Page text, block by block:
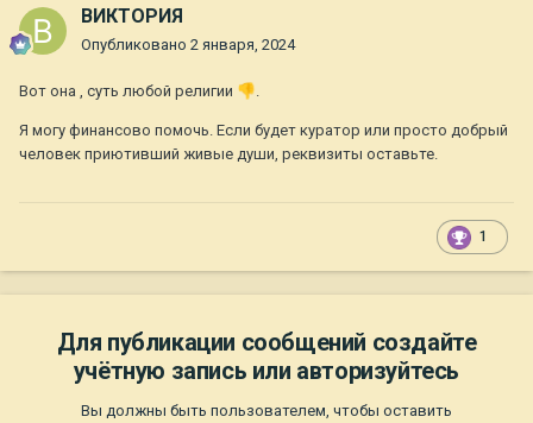
ВИКТОРИЯ
Опубликовано 2 января, 2024
Вот она , суть любой религии 👎.
Я могу финансово помочь. Если будет куратор или просто добрый
человек приютивший живые души, реквизиты оставьте.
1
Для публикации сообщений создайте
учётную запись или авторизуйтесь
Вы должны быть пользователем, чтобы оставить